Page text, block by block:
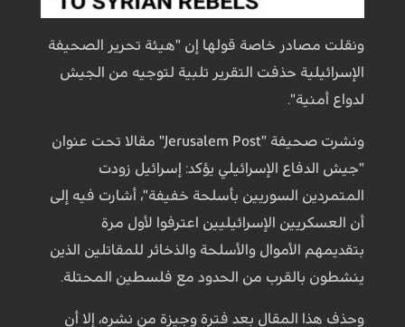
ونقلت مصادر خاصة قولها إن "هيئة تحرير الصحيفة
الإسرائيلية حذفت التقرير تلبية لتوجيه من الجيش
لدواع أمنية".
ونشرت صحيفة "Jerusalem Post" مقالا تحت عنوان
"جيش الدفاع الإسرائيلي يؤكد: إسرائيل زودت
المتمردين السوريين بأسلحة خفيفة"، أشارت فيه إلى
أن العسكريين الإسرائيليين اعترفوا لأول مرة
بتقديمهم الأموال والأسلحة والذخائر للمقاتلين الذين
ينشطون بالقرب من الحدود مع فلسطين المحتلة.
وحذف هذا المقال بعد فترة وجيزة من نشره، إلا أن